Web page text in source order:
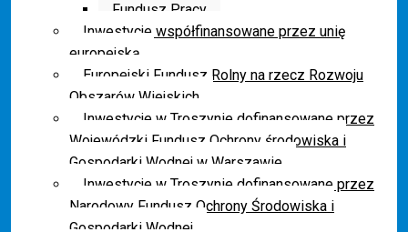
Fundusz Pracy
Inwestycje współfinansowane przez unię
europejską
Europejski Fundusz Rolny na rzecz Rozwoju
Obszarów Wiejskich
Inwestycje w Troszynie dofinansowane przez
Wojewódzki Fundusz Ochrony środowiska i
Gospodarki Wodnej w Warszawie
Inwestycje w Troszynie dofinansowane przez
Narodowy Fundusz Ochrony Środowiska i
Gospodarki Wodnej